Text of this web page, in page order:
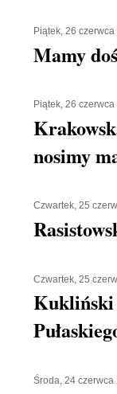
Piątek, 26
Mamy
Piątek, 26
nosimy
Czwartek, 25
Czwartek, 25
Kukliński
Środa, 24 czerwca